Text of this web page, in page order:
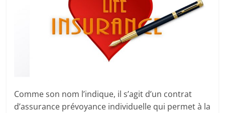
Comme son nom l’indique, il s’agit d’un contrat
d’assurance prévoyance individuelle qui permet à la